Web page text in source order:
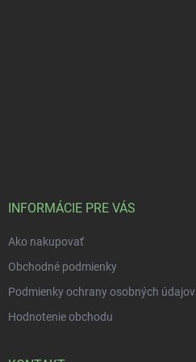
INFORMÁCIE PRE VÁS
Ako nakupovať
Obchodné podmienky
Podmienky ochrany osobných údajov
Hodnotenie obchodu